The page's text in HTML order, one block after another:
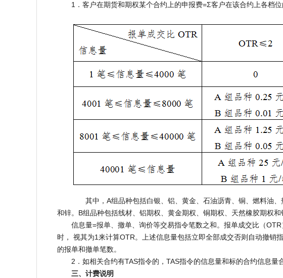
1．客户在期货和期权某个合约上的申报费=Σ客户在该合约上各档位
其中，A组品种包括白银、铝、黄金、石油沥青、铜、燃料油、
和锌。B组品种包括线材、铝期权、黄金期权、铜期权、天然橡胶期权和
信息量=报单、撤单、询价等交易指令笔数之和。报单成交比（OTR
时， 视其为1来计算OTR。上述信息量包括立即全部成交否则自动撤销
的报单和撤单笔数。
2．如相关合约有TAS指令的，TAS指令的信息量和标的合约信息量合
三、计费说明